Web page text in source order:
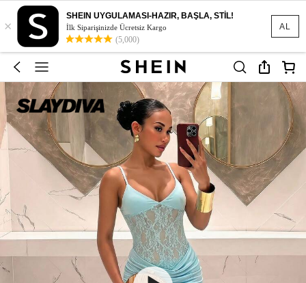
AL
×
SHEIN UYGULAMASI-HAZIR, BAŞLA, STİL!
İlk Siparişinizde Ücretsiz Kargo
(5,000)